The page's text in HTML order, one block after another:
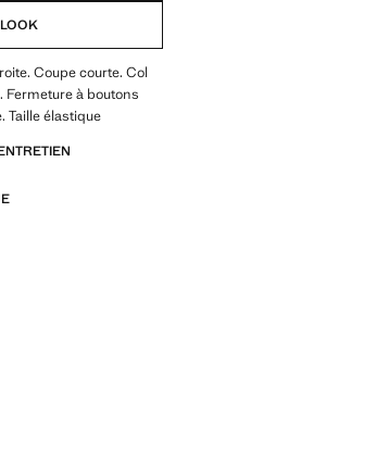
Coupe courte. Col
à boutons
Taille élastique